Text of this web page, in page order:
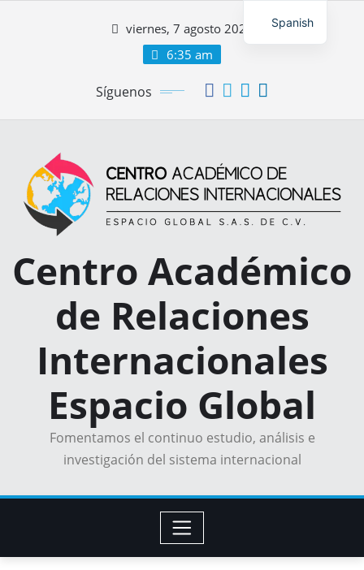
viernes, 7 agosto 2026
6:35 am
Síguenos
Centro Académico
de Relaciones
Internacionales
Espacio Global
Fomentamos el continuo estudio, análisis e
investigación del sistema internacional
Spanish